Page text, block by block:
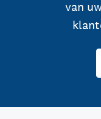
van